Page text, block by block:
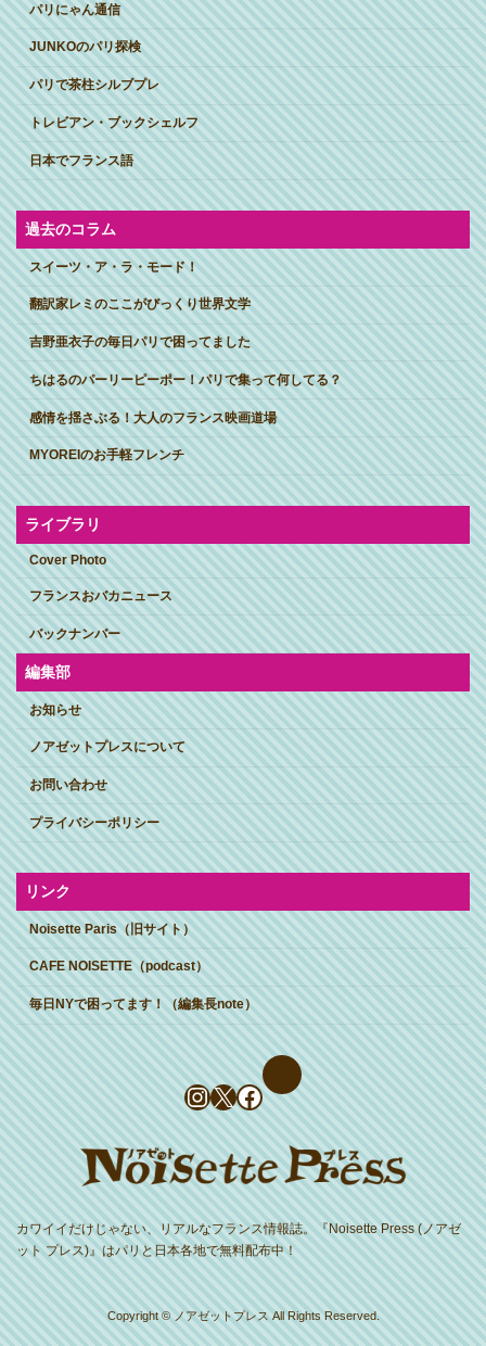
パリにゃん通信
JUNKOのパリ探検
パリで茶柱シルブプレ
トレビアン・ブックシェルフ
日本でフランス語
過去のコラム
スイーツ・ア・ラ・モード！
翻訳家レミのここがびっくり世界文学
吉野亜衣子の毎日パリで困ってました
ちはるのパーリーピーポー！パリで集って何してる？
感情を揺さぶる！大人のフランス映画道場
MYOREIのお手軽フレンチ
ライブラリ
Cover Photo
フランスおバカニュース
バックナンバー
編集部
お知らせ
ノアゼットプレスについて
お問い合わせ
プライバシーポリシー
リンク
Noisette Paris（旧サイト）
CAFE NOISETTE（podcast）
毎日NYで困ってます！（編集長note）
Instagram
X Facebook
カワイイだけじゃない、リアルなフランス情報誌。『Noisette Press (ノアゼ
ット プレス)』はパリと日本各地で無料配布中！
Copyright © ノアゼットプレス All Rights Reserved.